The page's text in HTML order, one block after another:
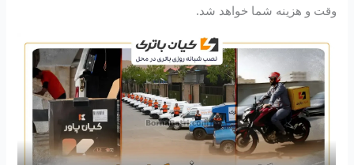
وقت و هزینه شما خواهد شد.